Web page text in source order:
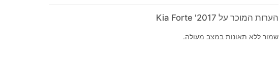
הערות המוכר על 2017' Kia Forte
שמור ללא תאונות במצב מעולה.